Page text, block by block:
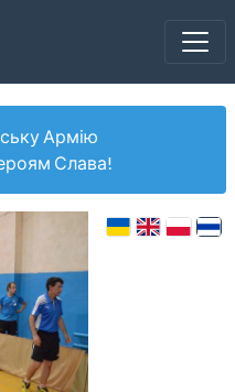
Армію
Слава!